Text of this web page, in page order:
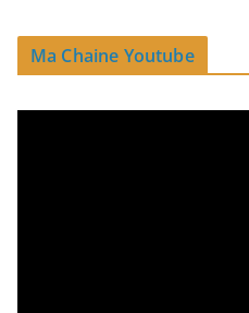
Ma Chaine Youtube